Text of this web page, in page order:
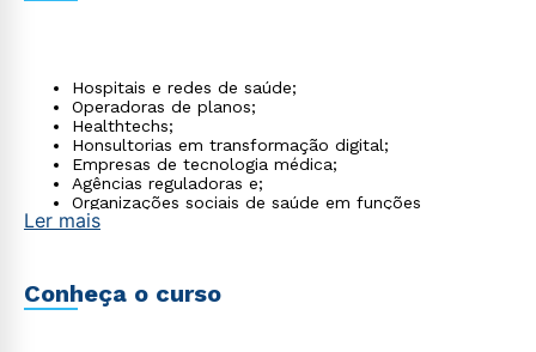
Hospitais e redes de saúde;
Operadoras de planos;
Healthtechs;
Honsultorias em transformação digital;
Empresas de tecnologia médica;
Agências reguladoras e;
Organizações sociais de saúde em funções
estratégicas e de governança.
Ler mais
Conheça o curso